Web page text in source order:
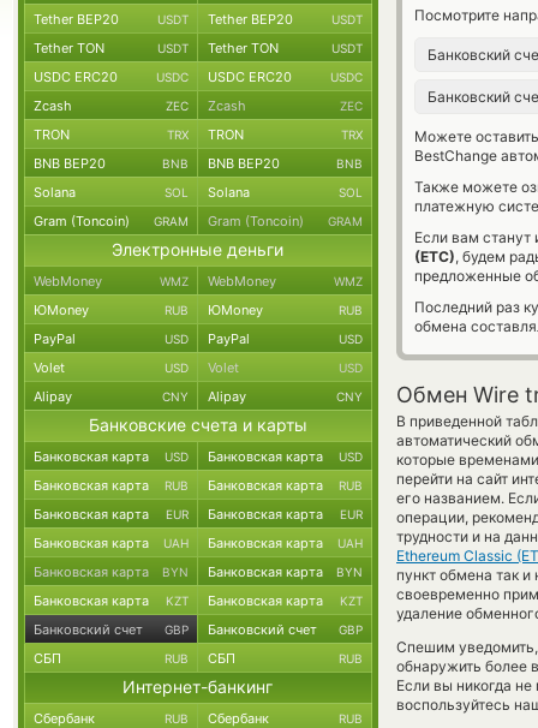
Посмотрите
Банковский
Банковский
Можете
BestChange
Также можете
платежную
Если вам
(ETC), будем
предложенные
Последний раз
обмена
Обмен Wire
В приведенной
автоматический
которые
перейти на сайт
его названием.
операции,
трудности и на
Ethereum Classic
пункт обмена так
своевременно
удаление
Спешим
обнаружить более
Если вы никогда
воспользуйтесь
Tether BEP20 USDT Tether BEP20 USDT
Tether TON USDT Tether TON USDT
USDC ERC20 USDC USDC ERC20 USDC
Zcash ZEC Zcash ZEC
TRON TRX TRON TRX
BNB BEP20 BNB BNB BEP20 BNB
Solana SOL Solana SOL
Gram (Toncoin) GRAM Gram (Toncoin) GRAM
Электронные деньги
WebMoney WMZ WebMoney WMZ
ЮMoney RUB ЮMoney RUB
PayPal USD PayPal USD
Volet USD Volet USD
Alipay CNY Alipay CNY
Банковские счета и карты
Банковская карта USD Банковская карта USD
Банковская карта RUB Банковская карта RUB
Банковская карта EUR Банковская карта EUR
Банковская карта UAH Банковская карта UAH
Банковская карта BYN Банковская карта BYN
Банковская карта KZT Банковская карта KZT
Банковский счет GBP Банковский счет GBP
СБП RUB СБП RUB
Интернет-банкинг
Сбербанк RUB Сбербанк RUB